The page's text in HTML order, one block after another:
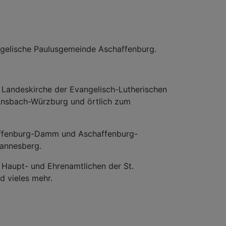
Paulusgemeinde Aschaffenburg.
der Evangelisch-Lutherischen
Würzburg und örtlich zum
Damm und Aschaffenburg-
und Ehrenamtlichen der St.
vieles mehr.